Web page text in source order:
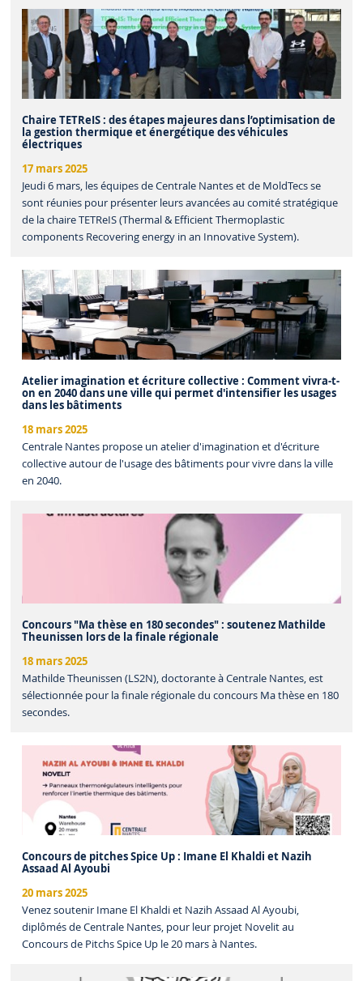
Chaire TETReIS : des étapes majeures dans l’optimisation de
la gestion thermique et énergétique des véhicules
électriques
17 mars 2025
Jeudi 6 mars, les équipes de Centrale Nantes et de MoldTecs se
sont réunies pour présenter leurs avancées au comité stratégique
de la chaire TETReIS (Thermal & Efficient Thermoplastic
components Recovering energy in an Innovative System).
Atelier imagination et écriture collective : Comment vivra-t-
on en 2040 dans une ville qui permet d'intensifier les usages
dans les bâtiments
18 mars 2025
Centrale Nantes propose un atelier d'imagination et d'écriture
collective autour de l'usage des bâtiments pour vivre dans la ville
en 2040.
Concours "Ma thèse en 180 secondes" : soutenez Mathilde
Theunissen lors de la finale régionale
18 mars 2025
Mathilde Theunissen (LS2N), doctorante à Centrale Nantes, est
sélectionnée pour la finale régionale du concours Ma thèse en 180
secondes.
Concours de pitches Spice Up : Imane El Khaldi et Nazih
Assaad Al Ayoubi
20 mars 2025
Venez soutenir Imane El Khaldi et Nazih Assaad Al Ayoubi,
diplômés de Centrale Nantes, pour leur projet Novelit au
Concours de Pitchs Spice Up le 20 mars à Nantes.